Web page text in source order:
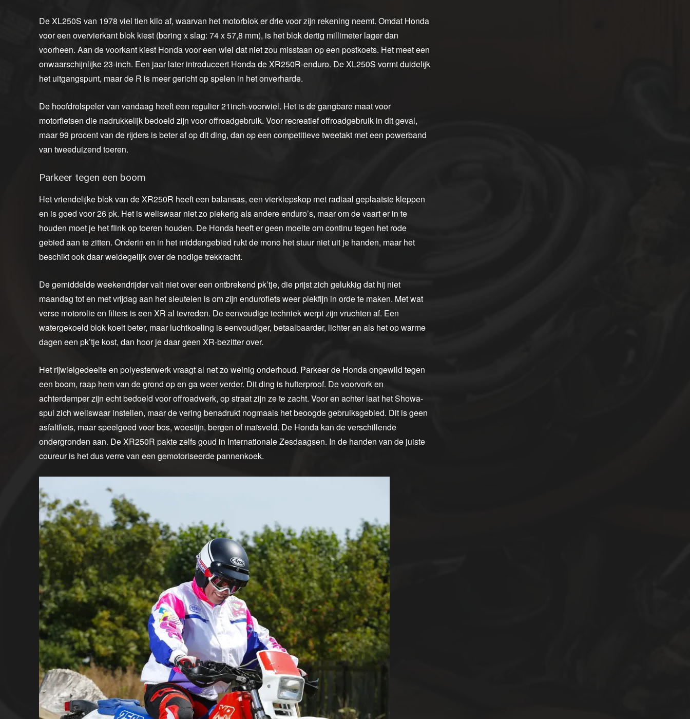
De XL250S van 1978 viel tien kilo af, waarvan het motorblok er drie voor zijn rekening neemt. Omdat Honda
voor een overvierkant blok kiest (boring x slag: 74 x 57,8 mm), is het blok dertig millimeter lager dan
voorheen. Aan de voorkant kiest Honda voor een wiel dat niet zou misstaan op een postkoets. Het meet een
onwaarschijnlijke 23-inch. Een jaar later introduceert Honda de XR250R-enduro. De XL250S vormt duidelijk
het uitgangspunt, maar de R is meer gericht op spelen in het onverharde.
De hoofdrolspeler van vandaag heeft een regulier 21inch-voorwiel. Het is de gangbare maat voor
motorfietsen die nadrukkelijk bedoeld zijn voor offroadgebruik. Voor recreatief offroadgebruik in dit geval,
maar 99 procent van de rijders is beter af op dit ding, dan op een competitieve tweetakt met een powerband
van tweeduizend toeren.
Parkeer tegen een boom
Het vriendelijke blok van de XR250R heeft een balansas, een vierklepskop met radiaal geplaatste kleppen
en is goed voor 26 pk. Het is weliswaar niet zo piekerig als andere enduro’s, maar om de vaart er in te
houden moet je het flink op toeren houden. De Honda heeft er geen moeite om continu tegen het rode
gebied aan te zitten. Onderin en in het middengebied rukt de mono het stuur niet uit je handen, maar het
beschikt ook daar weldegelijk over de nodige trekkracht.
De gemiddelde weekendrijder valt niet over een ontbrekend pk’tje, die prijst zich gelukkig dat hij niet
maandag tot en met vrijdag aan het sleutelen is om zijn endurofiets weer piekfijn in orde te maken. Met wat
verse motorolie en filters is een XR al tevreden. De eenvoudige techniek werpt zijn vruchten af. Een
watergekoeld blok koelt beter, maar luchtkoeling is eenvoudiger, betaalbaarder, lichter en als het op warme
dagen een pk’tje kost, dan hoor je daar geen XR-bezitter over.
Het rijwielgedeelte en polyesterwerk vraagt al net zo weinig onderhoud. Parkeer de Honda ongewild tegen
een boom, raap hem van de grond op en ga weer verder. Dit ding is hufterproof. De voorvork en
achterdemper zijn echt bedoeld voor offroadwerk, op straat zijn ze te zacht. Voor en achter laat het Showa-
spul zich weliswaar instellen, maar de vering benadrukt nogmaals het beoogde gebruiksgebied. Dit is geen
asfaltfiets, maar speelgoed voor bos, woestijn, bergen of maïsveld. De Honda kan de verschillende
ondergronden aan. De XR250R pakte zelfs goud in Internationale Zesdaagsen. In de handen van de juiste
coureur is het dus verre van een gemotoriseerde pannenkoek.